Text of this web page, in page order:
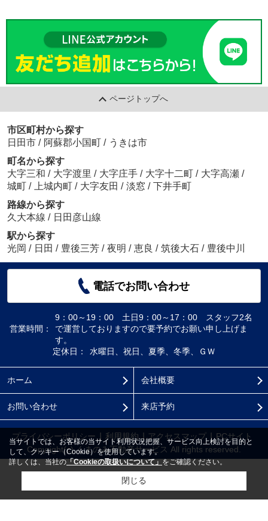
ページトップへ
市区町村から探す
日田市 / 阿蘇郡小国町 / うきは市
町名から探す
大字三和 / 大字渡里 / 大字庄手 / 大字十二町 / 大字高瀬 /
城町 / 上城内町 / 大字友田 / 淡窓 /
下井手町
路線から探す
久大本線 / 日田彦山線
駅から探す
光岡 / 日田 / 豊後三芳 / 夜明 / 恵良 / 筑後大石 / 豊後中川
電話でお問い合わせ
営業時間：
9：00～19：00 土日9：00～17：00 スタッフ2名
で運営しておりますので要予約でお願い申し上げま
す。
定休日：
水曜日、祝日、夏季、冬季、ＧＷ
ホーム 会社概要
お問い合わせ 来店予約
プライバシーポリシー 利用規約 アクセスマップ
PCサイト
Copyright(c) くまのみ不動産サービス All rights reserved.
当サイトでは、お客様の当サイト利用状況把握、サービス向上検討を目的と
して、クッキー（Cookie）を使用しています。
詳しくは、当社の 「Cookieの取扱いについて」 をご確認ください。
閉じる